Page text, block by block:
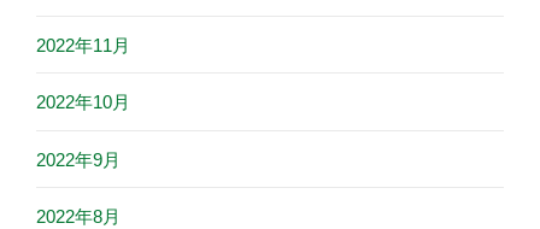
2022年11月
2022年10月
2022年9月
2022年8月